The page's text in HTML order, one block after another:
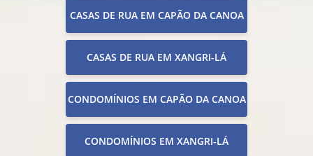
CASAS DE RUA EM CAPÃO DA CANOA
CASAS DE RUA EM XANGRI-LÁ
CONDOMÍNIOS EM CAPÃO DA CANOA
CONDOMÍNIOS EM XANGRI-LÁ